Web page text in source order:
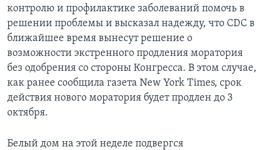
контролю и профилактике заболеваний помочь в
решении проблемы и высказал надежду, что CDC в
ближайшее время вынесут решение о
возможности экстренного продления моратория
без одобрения со стороны Конгресса. В этом случае,
как ранее сообщила газета New York Times, срок
действия нового моратория будет продлен до 3
октября.
Белый дом на этой неделе подвергся